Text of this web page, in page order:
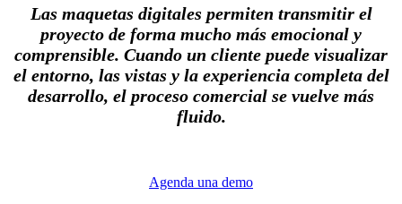
Las maquetas digitales permiten transmitir el
proyecto de forma mucho más emocional y
comprensible. Cuando un cliente puede visualizar
el entorno, las vistas y la experiencia completa del
desarrollo, el proceso comercial se vuelve más
fluido.
Agenda una demo